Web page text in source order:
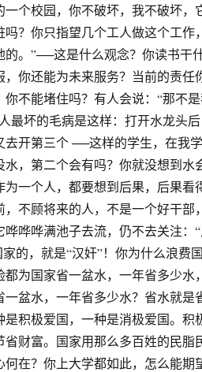
个校园，你不破坏，我不破坏，
？你只指望几个工人做这个工作
。”──这是什么观念？你读书干
，你还能为未来服务？当前的责任
不能堵住吗？有人会说：“那不
最坏的毛病是这样：打开水龙头
去开第三个 ──这样的学生，在我
，第二个会有吗？你就没想到水
为一个人，都要想到后果，后果看
不顾将来的人，不是一个好干部
哗哗满池子去流，仍不去关注：
的，就是“汉奸”！你为什么浪费
都为国家省一盆水，一年省多少水
盆水，一年省多少水？省水就是
积极爱国，一种是消极爱国。积
财富。国家用那么多百姓的民脂
在？你上大学都如此，怎么能期